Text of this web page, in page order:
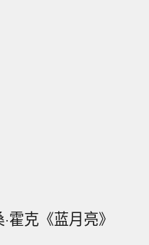
克《蓝月亮》